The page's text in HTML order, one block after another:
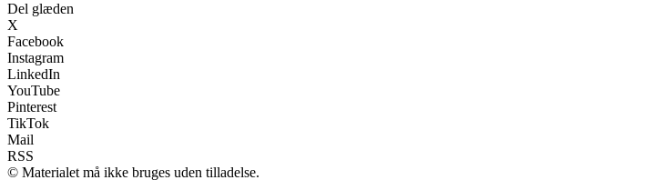
Del glæden
X
Facebook
Instagram
LinkedIn
YouTube
Pinterest
TikTok
Mail
RSS
© Materialet må ikke bruges uden tilladelse.